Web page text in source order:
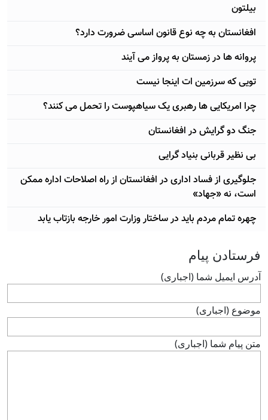
بیلتون
افغانستان به چه نوع قانون اساسی ضرورت دارد؟
پروانه ها در زمستان به پرواز می آیند
تویی که سرزمین ات اینجا نیست
چرا امریکایی ها رهبری یک سیاهپوست را تحمل می کنند؟
جنگ دو گرایش در افغانستان
بی نظير قربانی بنياد گرايی
جلوگیری از فساد اداری در افغانستان از راه اصلاحات اداره ممکن
است، نه «جهاد»
چهره تمام مردم باید در ساختار وزارت امور خارجه بازتاب يابد
فرستادن پيام
آدرس ايميل شما (اجباری)
موضوع (اجباری)
متن پيام شما (اجباری)